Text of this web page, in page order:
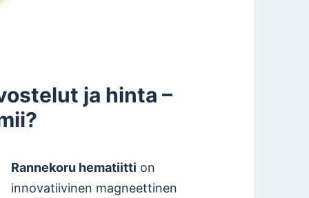
ja hinta –
Rannekoru hematiitti on
innovatiivinen magneettinen